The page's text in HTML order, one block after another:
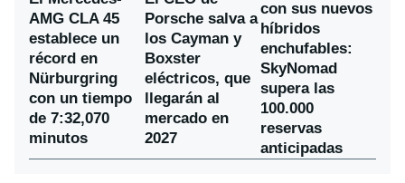
AMG CLA 45
establece un
récord en
Nürburgring
con un tiempo
de 7:32,070
minutos
Porsche salva a
los Cayman y
Boxster
eléctricos, que
llegarán al
mercado en
2027
con sus nuevos
híbridos
enchufables:
SkyNomad
supera las
100.000
reservas
anticipadas